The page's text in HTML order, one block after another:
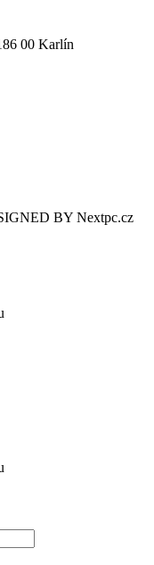
00 Karlín
BY Nextpc.cz